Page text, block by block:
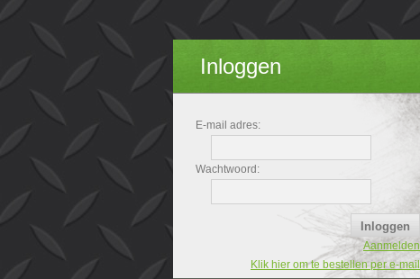
Inloggen
E-mail adres:
Wachtwoord:
Aanmelden
Klik hier om te bestellen per e-mail